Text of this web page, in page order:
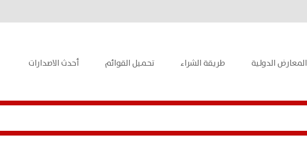
المعارض الدولية طريقة الشراء تحميل القوائم أحدث الاصدارات